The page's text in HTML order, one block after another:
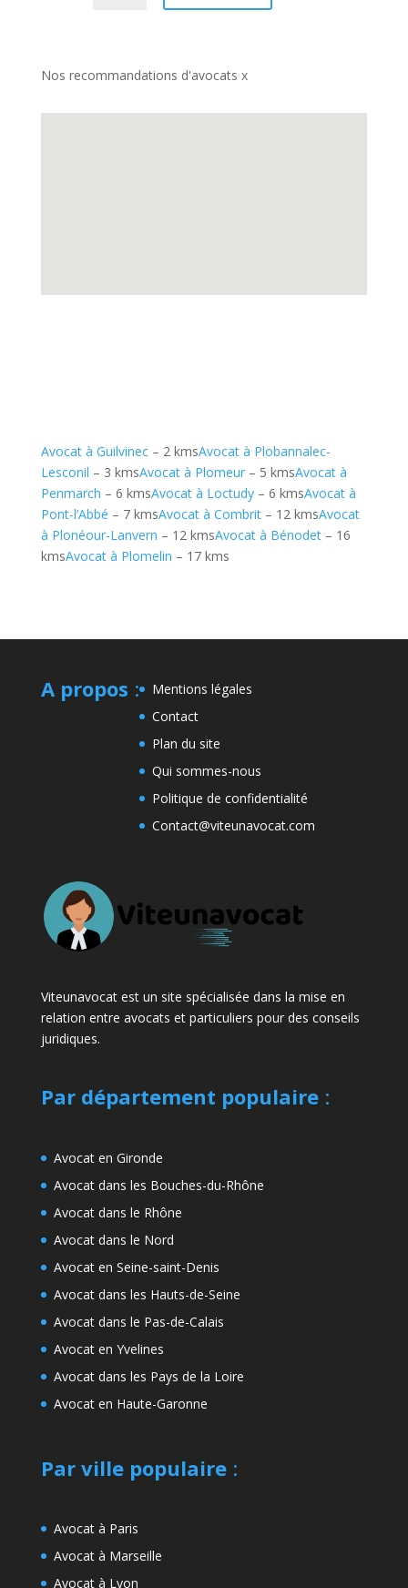
Nos recommandations d'avocats x
Avocat à Guilvinec– 2 kmsAvocat à Plobannalec-
Lesconil – 3 kmsAvocat à Plomeur– 5 kmsAvocat à
Penmarch – 6 kmsAvocat à Loctudy– 6 kmsAvocat à
Pont-l’Abbé – 7 kmsAvocat à Combrit– 12 kmsAvocat
à Plonéour-Lanvern – 12 kmsAvocat à Bénodet– 16
kmsAvocat à Plomelin – 17 kms
A propos :
Mentions légales
Contact
Plan du site
Qui sommes-nous
Politique de confidentialité
Contact@viteunavocat.com
Viteunavocat est un site spécialisée dans la mise en
relation entre avocats et particuliers pour des conseils
juridiques.
Par département populaire:
Avocat en Gironde
Avocat dans les Bouches-du-Rhône
Avocat dans le Rhône
Avocat dans le Nord
Avocat en Seine-saint-Denis
Avocat dans les Hauts-de-Seine
Avocat dans le Pas-de-Calais
Avocat en Yvelines
Avocat dans les Pays de la Loire
Avocat en Haute-Garonne
Par ville populaire:
Avocat à Paris
Avocat à Marseille
Avocat à Lyon